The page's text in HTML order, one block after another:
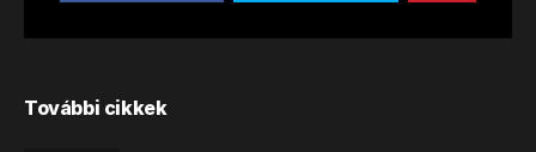
További cikkek